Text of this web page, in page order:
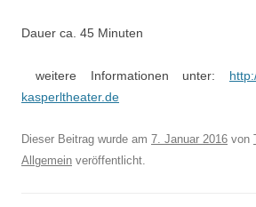
Dauer ca. 45 Minuten
weitere Informationen unter:
kasperltheater.de
Dieser Beitrag wurde am 7. Januar 2016 von
Allgemein veröffentlicht.